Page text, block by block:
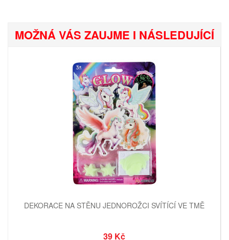
MOŽNÁ VÁS ZAUJME I NÁSLEDUJÍCÍ
DEKORACE NA STĚNU JEDNOROŽCI SVÍTÍCÍ VE TMĚ
39 Kč